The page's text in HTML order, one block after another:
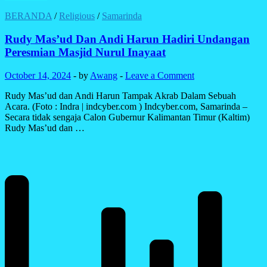
Anderiy
Pengusaha
Muda
Kaltim
Pengembangan
Syiar
Agama
Islam
BERANDA /Religious / Samarinda
Rudy Mas’ud Dan Andi Harun Hadiri Undangan
Peresmian Masjid Nurul Inayaat
October 14, 2024 - by Awang - Leave a Comment
Rudy Mas’ud dan Andi Harun Tampak Akrab Dalam Sebuah
Acara. (Foto : Indra | indcyber.com ) Indcyber.com, Samarinda –
Secara tidak sengaja Calon Gubernur Kalimantan Timur (Kaltim)
Rudy Mas’ud dan …